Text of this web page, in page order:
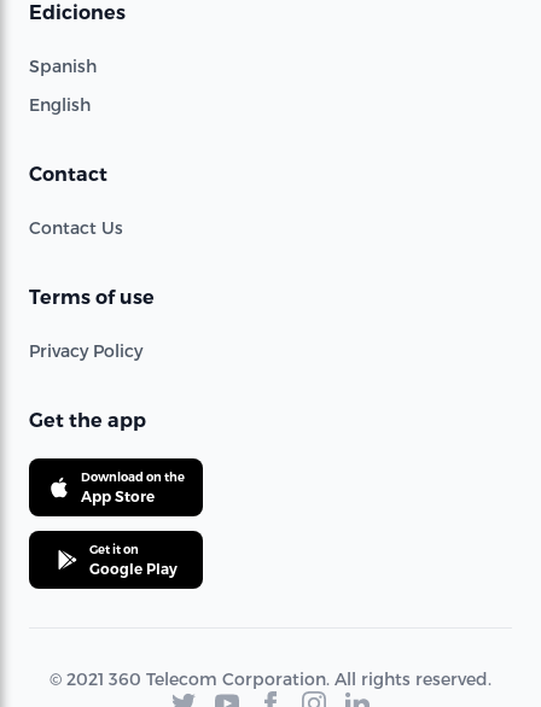
Ediciones
Spanish
English
Contact
Contact Us
Terms of use
Privacy Policy
Get the app
Download on the
App Store
Get it on
Google Play
© 2021 360 Telecom Corporation. All rights reserved.